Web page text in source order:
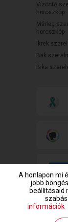
Vízöntő
horoszkóp
Mérleg
horoszkóp
Ikrek
Bak
Bika
A honlapon mi
jobb
beállításaid
információk